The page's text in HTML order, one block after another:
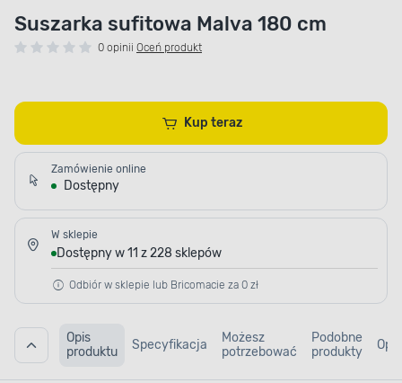
Suszarka sufitowa Malva 180 cm
0 opinii Oceń produkt
Kup teraz
Zamówienie online
Dostępny
W sklepie
Dostępny w 11 z 228 sklepów
Odbiór w sklepie lub Bricomacie za 0 zł
Opis
produktu
Specyfikacja
Możesz
potrzebować
Podobne
produkty